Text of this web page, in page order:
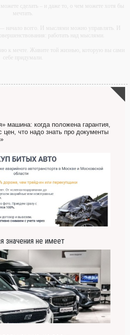
сделать – и даже то, о чем можете хотя бы
мечтать.
всего. И мыслями можно управлять. И
работать над мыслями.
к мечте. Живите той жизнью, которую вы сами
себе придумали.
советом, это пропустить его мимо ушей.
никому, кроме того, кто его дал.
машина: когда положена гарантия,
цен, что надо знать про документы
значения не имеет